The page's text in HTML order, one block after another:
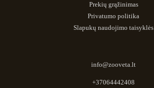
Prekių grąžinimas
Privatumo politika
Slapukų naudojimo taisyklės
info@zooveta.lt
+37064442408